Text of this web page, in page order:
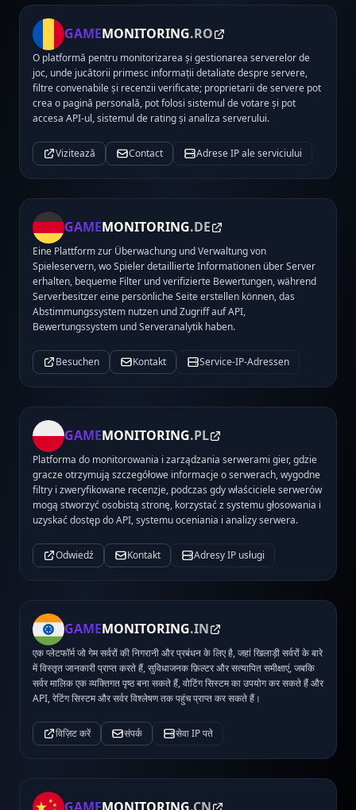
GAMEMONITORING.RO
O platformă pentru monitorizarea și gestionarea serverelor de
joc, unde jucătorii primesc informații detaliate despre servere,
filtre convenabile și recenzii verificate; proprietarii de servere pot
crea o pagină personală, pot folosi sistemul de votare și pot
accesa API-ul, sistemul de rating și analiza serverului.
Vizitează Contact Adrese IP ale serviciului
GAMEMONITORING.DE
Eine Plattform zur Überwachung und Verwaltung von
Spieleservern, wo Spieler detaillierte Informationen über Server
erhalten, bequeme Filter und verifizierte Bewertungen, während
Serverbesitzer eine persönliche Seite erstellen können, das
Abstimmungssystem nutzen und Zugriff auf API,
Bewertungssystem und Serveranalytik haben.
Besuchen Kontakt Service-IP-Adressen
GAMEMONITORING.PL
Platforma do monitorowania i zarządzania serwerami gier, gdzie
gracze otrzymują szczegółowe informacje o serwerach, wygodne
filtry i zweryfikowane recenzje, podczas gdy właściciele serwerów
mogą stworzyć osobistą stronę, korzystać z systemu głosowania i
uzyskać dostęp do API, systemu oceniania i analizy serwera.
Odwiedź Kontakt Adresy IP usługi
GAMEMONITORING.IN
एक प्लेटफॉर्म जो गेम सर्वरों की निगरानी और प्रबंधन के लिए है, जहां खिलाड़ी सर्वरों के बारे
में विस्तृत जानकारी प्राप्त करते हैं, सुविधाजनक फ़िल्टर और सत्यापित समीक्षाएं, जबकि
सर्वर मालिक एक व्यक्तिगत पृष्ठ बना सकते हैं, वोटिंग सिस्टम का उपयोग कर सकते हैं और
API, रेटिंग सिस्टम और सर्वर विश्लेषण तक पहुंच प्राप्त कर सकते हैं।
विज़िट करें संपर्क सेवा IP पते